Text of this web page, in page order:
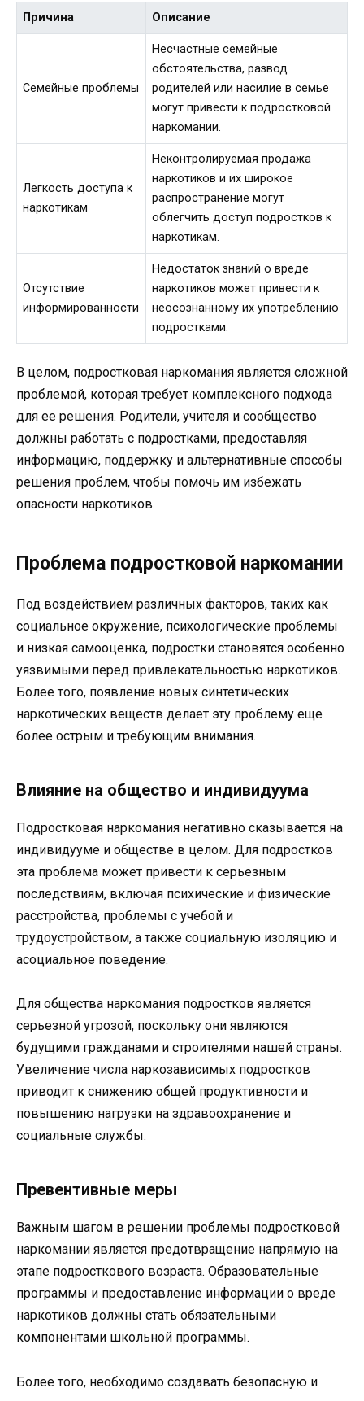
Причина Описание
Семейные проблемы
Несчастные семейные
обстоятельства, развод
родителей или насилие в семье
могут привести к подростковой
наркомании.
Легкость доступа к
наркотикам
Неконтролируемая продажа
наркотиков и их широкое
распространение могут
облегчить доступ подростков к
наркотикам.
Отсутствие
информированности
Недостаток знаний о вреде
наркотиков может привести к
неосознанному их употреблению
подростками.
В целом, подростковая наркомания является сложной
проблемой, которая требует комплексного подхода
для ее решения. Родители, учителя и сообщество
должны работать с подростками, предоставляя
информацию, поддержку и альтернативные способы
решения проблем, чтобы помочь им избежать
опасности наркотиков.
Проблема подростковой наркомании
Под воздействием различных факторов, таких как
социальное окружение, психологические проблемы
и низкая самооценка, подростки становятся особенно
уязвимыми перед привлекательностью наркотиков.
Более того, появление новых синтетических
наркотических веществ делает эту проблему еще
более острым и требующим внимания.
Влияние на общество и индивидуума
Подростковая наркомания негативно сказывается на
индивидууме и обществе в целом. Для подростков
эта проблема может привести к серьезным
последствиям, включая психические и физические
расстройства, проблемы с учебой и
трудоустройством, а также социальную изоляцию и
асоциальное поведение.
Для общества наркомания подростков является
серьезной угрозой, поскольку они являются
будущими гражданами и строителями нашей страны.
Увеличение числа наркозависимых подростков
приводит к снижению общей продуктивности и
повышению нагрузки на здравоохранение и
социальные службы.
Превентивные меры
Важным шагом в решении проблемы подростковой
наркомании является предотвращение напрямую на
этапе подросткового возраста. Образовательные
программы и предоставление информации о вреде
наркотиков должны стать обязательными
компонентами школьной программы.
Более того, необходимо создавать безопасную и